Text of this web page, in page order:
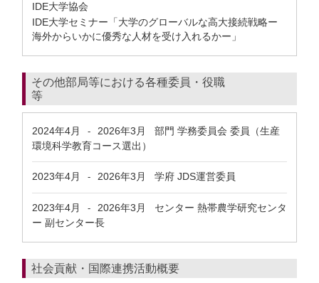
IDE大学協会
IDE大学セミナー「大学のグローバルな高大接続戦略ー
海外からいかに優秀な人材を受け入れるかー」
その他部局等における各種委員・役職
等
2024年4月 - 2026年3月
部門 学務委員会 委員（生産
環境科学教育コース選出）
2023年4月 - 2026年3月 学府 JDS運営委員
2023年4月 - 2026年3月
センター 熱帯農学研究センタ
ー 副センター長
社会貢献・国際連携活動概要